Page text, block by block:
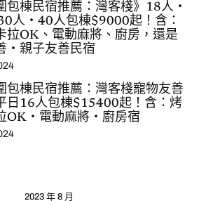
包棟民宿推薦：灣客棧》18人‧
人‧40人包棟$9000起！含：
拉OK、電動麻將、廚房，還是
‧親子友善民宿
包棟民宿推薦：灣客棧寵物友善
日16人包棟$15400起！含：烤
OK‧電動麻將‧廚房宿
2023 年 8 月